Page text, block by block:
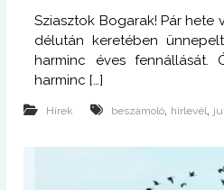
Sziasztok Bogarak! Pár hete
délután keretében
harminc éves fennállását.
harminc […]
Hírek beszámoló hírlevél